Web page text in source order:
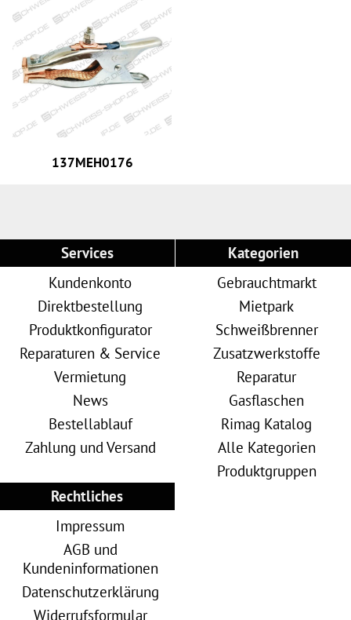
137MEH0176
Services
Kundenkonto
Direktbestellung
Produktkonfigurator
Reparaturen & Service
Vermietung
News
Bestellablauf
Zahlung und Versand
Kategorien
Gebrauchtmarkt
Mietpark
Schweißbrenner
Zusatzwerkstoffe
Reparatur
Gasflaschen
Rimag Katalog
Alle Kategorien
Produktgruppen
Rechtliches
Impressum
AGB und
Kundeninformationen
Datenschutzerklärung
Widerrufsformular